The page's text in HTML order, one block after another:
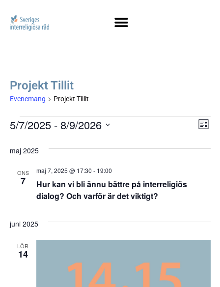
Projekt Tillit
Evenemang Projekt Tillit
LISTA
5/7/2025 - 8/9/2026
maj 2025
ONS
7
Hur kan vi bli ännu bättre på interreligiös
dialog? Och varför är det viktigt?
maj 7, 2025 @ 17:30 - 19:00
juni 2025
LÖR
14